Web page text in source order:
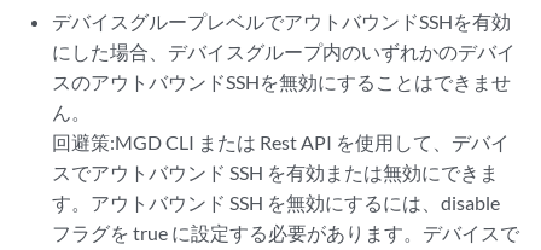
デバイスグループレベルでアウトバウンドSSHを有効
にした場合、デバイスグループ内のいずれかのデバイ
スのアウトバウンドSSHを無効にすることはできませ
ん。
回避策:MGD CLI または Rest API を使用して、デバイ
スでアウトバウンド SSH を有効または無効にできま
す。アウトバウンド SSH を無効にするには、disable
フラグを true に設定する必要があります。デバイスで